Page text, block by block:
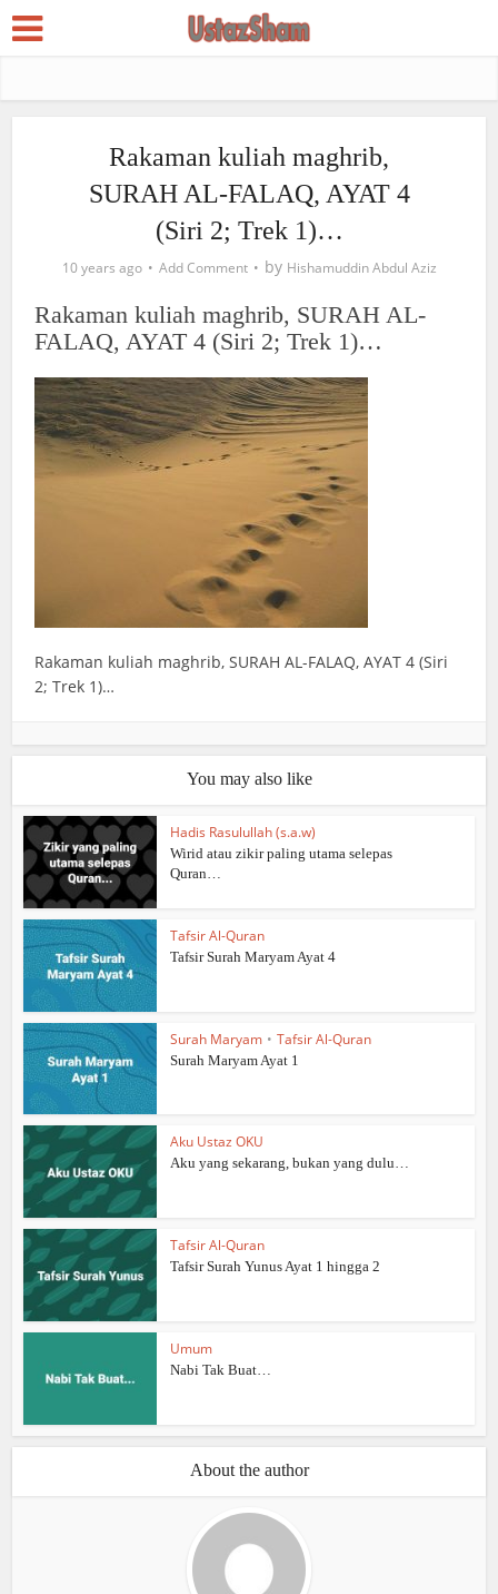
Rakaman kuliah maghrib,
SURAH AL-FALAQ, AYAT 4
(Siri 2; Trek 1)…
10 years ago Add Comment by Hishamuddin Abdul Aziz
Rakaman kuliah maghrib, SURAH AL-
FALAQ, AYAT 4 (Siri 2; Trek 1)…
Rakaman kuliah maghrib, SURAH AL-FALAQ, AYAT 4 (Siri
2; Trek 1)…
You may also like
Hadis Rasulullah (s.a.w)
Wirid atau zikir paling utama selepas
Quran…
Tafsir Al-Quran
Tafsir Surah Maryam Ayat 4
Surah Maryam • Tafsir Al-Quran
Surah Maryam Ayat 1
Aku Ustaz OKU
Aku yang sekarang, bukan yang dulu…
Tafsir Al-Quran
Tafsir Surah Yunus Ayat 1 hingga 2
Umum
Nabi Tak Buat…
About the author